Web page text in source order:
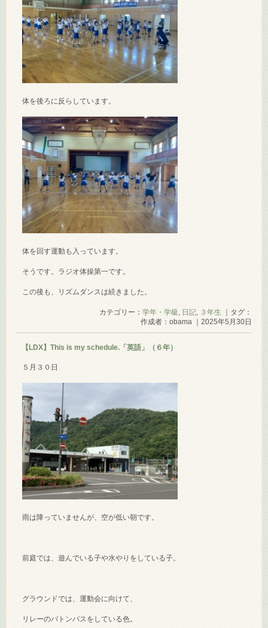
体を後ろに反らしています。
体を回す運動も入っています。
そうです。ラジオ体操第一です。
この後も、リズムダンスは続きました。
カテゴリー： 学年・学級 , 日記, ３年生 ｜タグ：
作成者：obama ｜2025年5月30日
【LDX】This is my schedule.「英語」（６年）
５月３０日
雨は降っていませんが、空が低い朝です。
前庭では、遊んでいる子や水やりをしている子。
グラウンドでは、運動会に向けて、
リレーのバトンパスをしている色。